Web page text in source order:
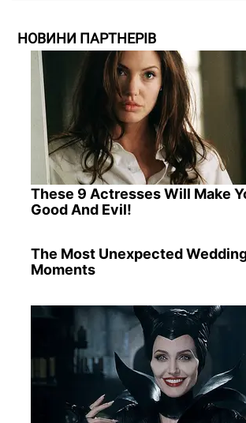
НОВИНИ ПАРТНЕРІВ
These 9 Actresses Will Make
Good And Evil!
The Most Unexpected
Moments